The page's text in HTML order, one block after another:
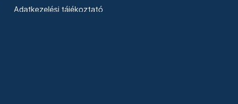
Adatkezelési tájékoztató